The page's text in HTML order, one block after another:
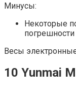
Минусы:
Некоторые
Весы
10 Yunmai